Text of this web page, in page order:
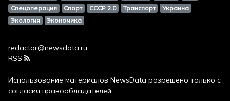
Спецоперация
Спорт СССР 2.0 Транспорт
Украина
Экология
Экономика
redactor@newsdata.ru
RSS
Использование материалов NewsData разрешено только с
согласия правообладателей.